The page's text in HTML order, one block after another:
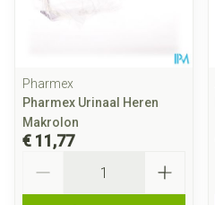
Pharmex
Pharmex Urinaal Heren
Makrolon
€ 11,77